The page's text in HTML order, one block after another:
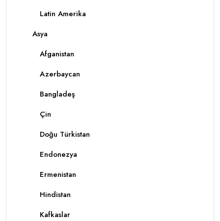
Latin Amerika
Asya
Afganistan
Azerbaycan
Bangladeş
Çin
Doğu Türkistan
Endonezya
Ermenistan
Hindistan
Kafkaslar